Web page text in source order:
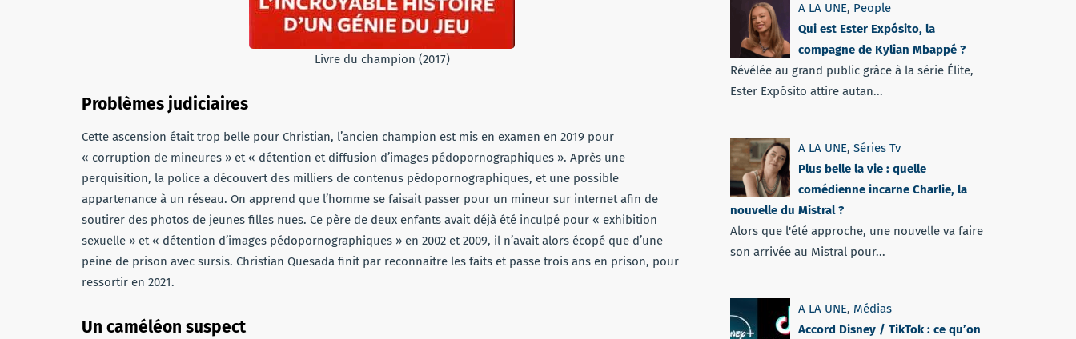
Livre du champion (2017)
Problèmes judiciaires
Cette ascension était trop belle pour Christian, l’ancien champion est mis en examen en 2019 pour
« corruption de mineures » et « détention et diffusion d’images pédopornographiques ». Après une
perquisition, la police a découvert des milliers de contenus pédopornographiques, et une possible
appartenance à un réseau. On apprend que l’homme se faisait passer pour un mineur sur internet afin de
soutirer des photos de jeunes filles nues. Ce père de deux enfants avait déjà été inculpé pour « exhibition
sexuelle » et « détention d’images pédopornographiques » en 2002 et 2009, il n’avait alors écopé que d’une
peine de prison avec sursis. Christian Quesada finit par reconnaitre les faits et passe trois ans en prison, pour
ressortir en 2021.
Un caméléon suspect
A LA UNE, People
Qui est Ester Expósito, la
compagne de Kylian Mbappé ?
Révélée au grand public grâce à la série Élite,
Ester Expósito attire autan...
A LA UNE, Séries Tv
Plus belle la vie : quelle
comédienne incarne Charlie, la
nouvelle du Mistral ?
Alors que l'été approche, une nouvelle va faire
son arrivée au Mistral pour...
A LA UNE, Médias
Accord Disney / TikTok : ce qu’on